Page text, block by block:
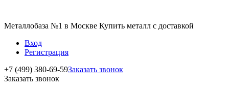
Металлобаза №1 в Москве Купить металл с доставкой
Вход
Регистрация
+7 (499) 380-69-59Заказать звонок
Заказать звонок